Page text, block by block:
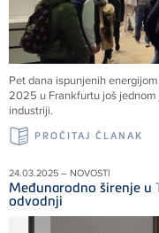
Pet dana ispunjenih
2025 u Frankfurtu još
industriji.
PROČITAJ ČLANAK
24.03.2025 – NOVOSTI
Međunarodno širenje u
odvodnji